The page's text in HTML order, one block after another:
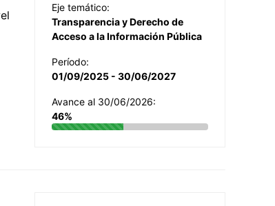
Eje temático:
Transparencia y Derecho de
Acceso a la Información Pública
Período:
01/09/2025 - 30/06/2027
Avance al 30/06/2026:
46%